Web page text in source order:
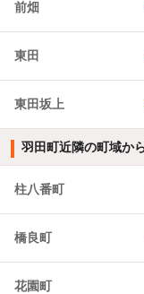
前畑
東田
東田坂上
羽田町近隣の町域か
柱八番町
橋良町
花園町